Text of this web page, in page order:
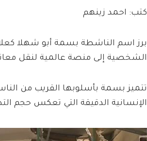
كتب: احمد زينهم
برز اسم الناشطة بسمة أبو شهلا
الشخصية إلى منصة عالمية لنقل
تتميز بسمة بأسلوبها القريب من
الإنسانية الدقيقة التي تعكس حجم